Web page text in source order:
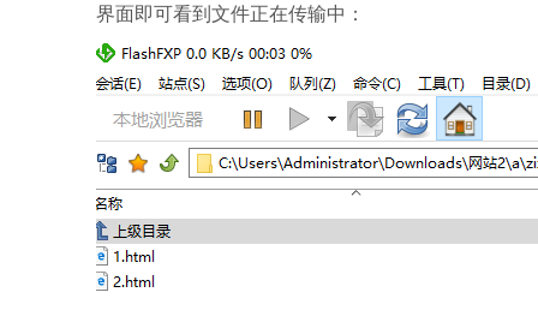
界面即可看到文件正在传输中：